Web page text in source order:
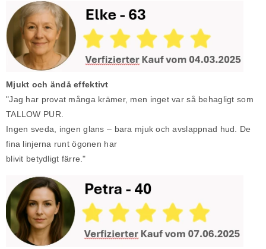
Mjukt och ändå effektivt
"Jag har provat många krämer, men inget var så behagligt som
TALLOW PUR.
Ingen sveda, ingen glans – bara mjuk och avslappnad hud. De
fina linjerna runt ögonen har
blivit betydligt färre."